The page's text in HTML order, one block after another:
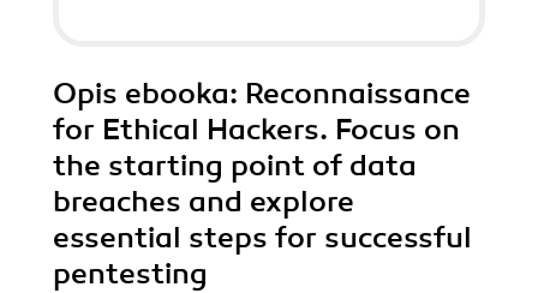
Opis ebooka: Reconnaissance
for Ethical Hackers. Focus on
the starting point of data
breaches and explore
essential steps for successful
pentesting